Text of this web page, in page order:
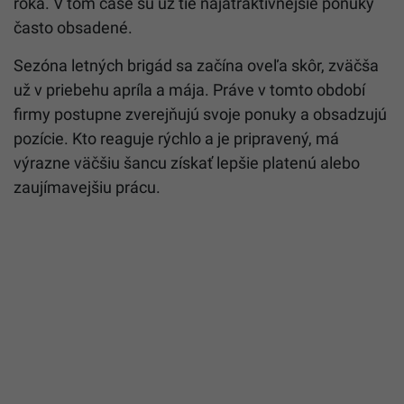
často obsadené.
Sezóna letných brigád sa začína oveľa skôr, zväčša
už v priebehu apríla a mája. Práve v tomto období
firmy postupne zverejňujú svoje ponuky a obsadzujú
pozície. Kto reaguje rýchlo a je pripravený, má
výrazne väčšiu šancu získať lepšie platenú alebo
zaujímavejšiu prácu.